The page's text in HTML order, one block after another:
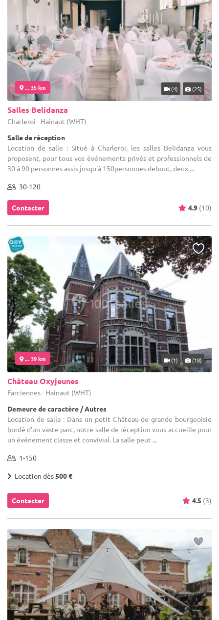
... 35 km (4) (25)
Salles Belidanza
Charleroi - Hainaut (WHT)
Salle de réception
Location de salle : Situé à Charleroi, les salles Belidanza vous
proposent, pour tous vos événements privés et professionnels de
30 à 90 personnes assis jusqu'à 150personnes debout, deux ...
30-120
Contacter 4.9 (10)
... 39 km (1) (18)
Château Oxyjeunes
Farciennes - Hainaut (WHT)
Demeure de caractère / Autres
Location de salle : Dans un petit Château de grande bourgeoisie
bordé d’un vaste parc, notre salle de réception vous accueille pour
un événement classe et convivial. La salle peut ...
1-150
Location dès500 €
Contacter 4.5 (3)